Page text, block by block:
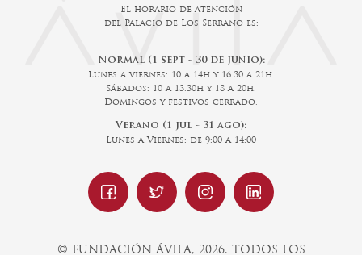
El horario de atención
del Palacio de Los Serrano es:
Normal (1 sept - 30 de junio):
Lunes a viernes: 10 a 14h y 16.30 a 21h.
Sábados: 10 a 13.30h y 18 a 20h.
Domingos y festivos cerrado.
Verano (1 jul - 31 ago):
Lunes a Viernes: de 9:00 a 14:00
© FUNDACIÓN ÁVILA, 2026. TODOS LOS